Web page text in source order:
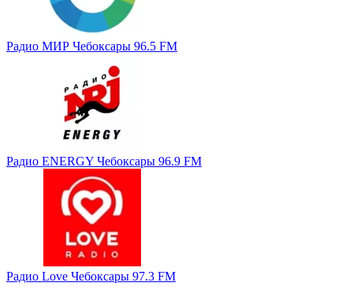
Радио МИР Чебоксары 96.5 FM
Радио ENERGY Чебоксары 96.9 FM
Радио Love Чебоксары 97.3 FM